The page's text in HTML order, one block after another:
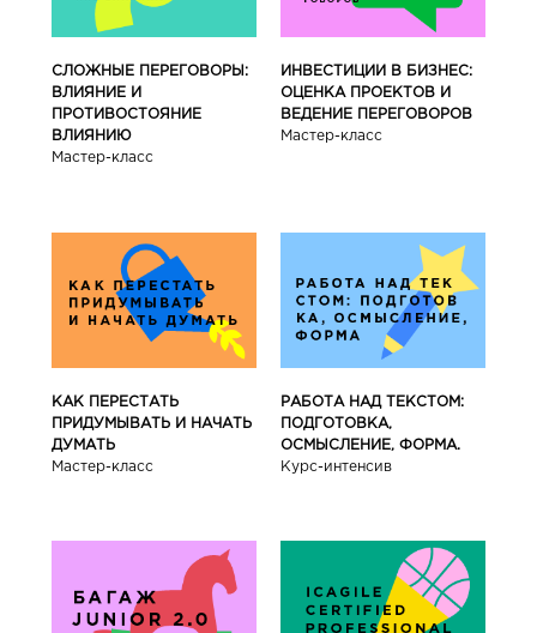
СЛОЖНЫЕ ПЕРЕГОВОРЫ:
ВЛИЯНИЕ И
ПРОТИВОСТОЯНИЕ
ВЛИЯНИЮ
Мастер-класс
ИНВЕСТИЦИИ В БИЗНЕС:
ОЦЕНКА ПРОЕКТОВ И
ВЕДЕНИЕ ПЕРЕГОВОРОВ
Мастер-класс
КАК ПЕРЕСТАТЬ
ПРИДУМЫВАТЬ И НАЧАТЬ
ДУМАТЬ
Мастер-класс
РАБОТА НАД ТЕКСТОМ:
ПОДГОТОВКА,
ОСМЫСЛЕНИЕ, ФОРМА.
Курс-интенсив